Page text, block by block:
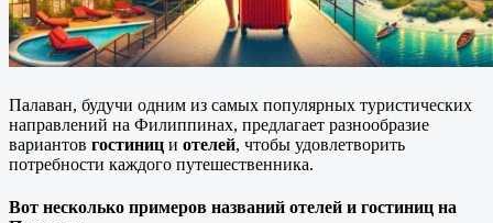
Палаван, будучи одним из самых популярных туристических
направлений на Филиппинах, предлагает разнообразие
вариантов гостиниц и отелей, чтобы удовлетворить
потребности каждого путешественника.
Вот несколько примеров названий отелей и гостиниц на